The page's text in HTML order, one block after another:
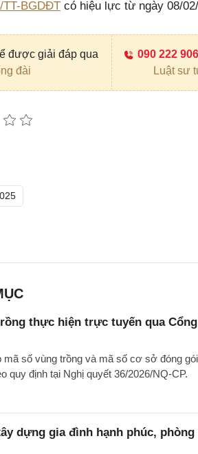
TT-BGDĐT có hiệu lực từ ngày 08/
được giải đáp qua
đài
090 222
Luật sư
thực hiện trực tuyến qua
mã số vùng trồng và mã số cơ sở đóng
quy định tại Nghị quyết 36/2026/NQ-CP.
dựng gia đình hạnh phúc, phòng